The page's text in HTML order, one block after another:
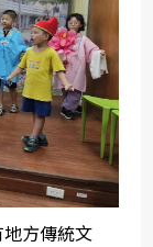
方傳統文